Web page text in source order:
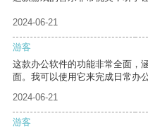
2024-06-21
游客
这款办公软件的功能非常全面，
面。我可以使用它来完成日常办
2024-06-21
游客